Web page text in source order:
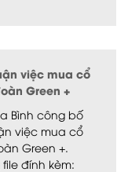
việc mua cổ
Green +
Bình công bố
việc mua cổ
Green +.
đính kèm: